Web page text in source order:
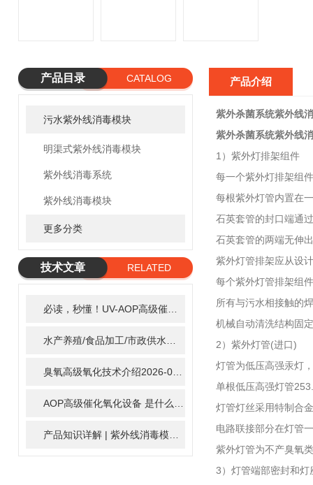
产品目录 CATALOG
污水紫外线消毒模块
明渠式紫外线消毒模块
紫外线消毒系统
紫外线消毒模块
更多分类
技术文章
RELATED
臭氧高级氧化技术介绍2026-02-27
2025-11-17
2024-01-16
产品介绍
紫外杀菌系统紫外线
紫外杀菌系统紫外线
1）紫外灯排架组件
每一个紫外灯排架组
每根紫外灯管内置在
石英套管的封口端通
石英套管的两端无伸
紫外灯管排架应从设
每个紫外灯管排架组
所有与污水相接触的
机械自动清洗结构固
2）紫外灯管(进口)
灯管为低压高强汞灯
单根低压高强灯管
灯管灯丝采用特制合
电路联接部分在灯管
紫外灯管为不产臭氧
3）灯管端部密封和灯